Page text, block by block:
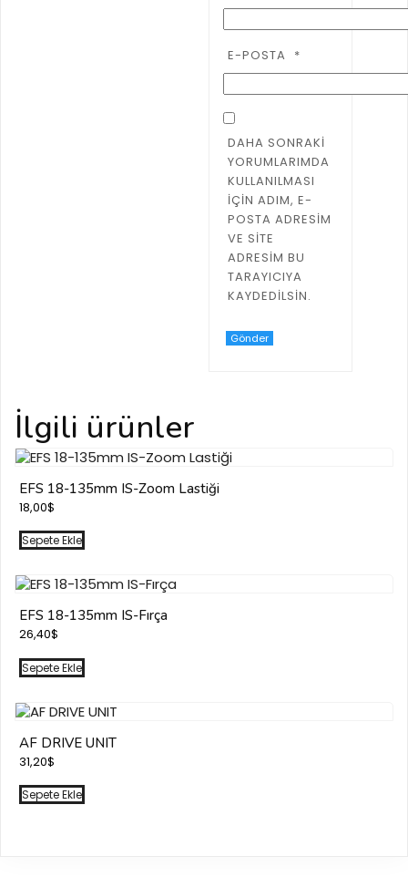
E-POSTA *
DAHA SONRAKI
YORUMLARIMDA
KULLANILMASI
IÇIN ADIM, E-
POSTA ADRESIM
VE SITE
ADRESIM BU
TARAYICIYA
KAYDEDILSIN.
İlgili ürünler
EFS 18-135mm IS-Zoom Lastiği
18,00$
Sepete Ekle
EFS 18-135mm IS-Fırça
26,40$
Sepete Ekle
AF DRIVE UNIT
31,20$
Sepete Ekle